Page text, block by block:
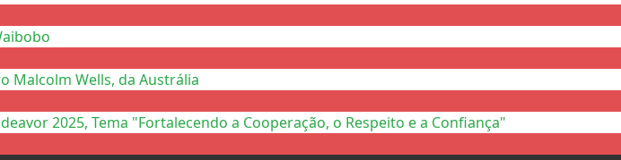
Malcolm Wells, da Austrália
2025, Tema "Fortalecendo a Cooperação, o Respeito e a Confiança"